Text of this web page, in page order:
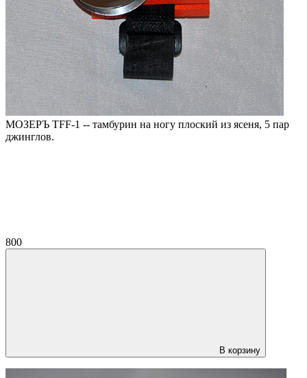
МОЗЕРЪ TFF-1 -- тамбурин на ногу плоский из ясеня, 5 пар
джинглов.
800
В корзину